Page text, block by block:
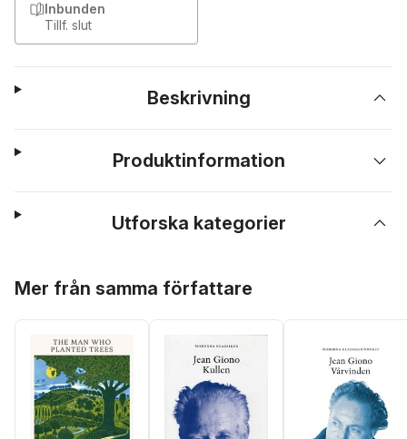
Inbunden
Tillf. slut
Beskrivning
Produktinformation
Utforska kategorier
Mer från samma författare